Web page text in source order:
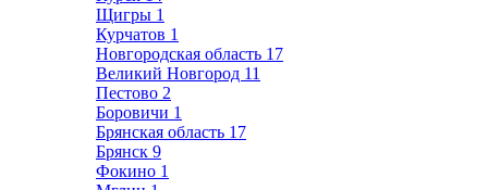
Щигры 1
Курчатов 1
Новгородская область 17
Великий Новгород 11
Пестово 2
Боровичи 1
Брянская область 17
Брянск 9
Фокино 1